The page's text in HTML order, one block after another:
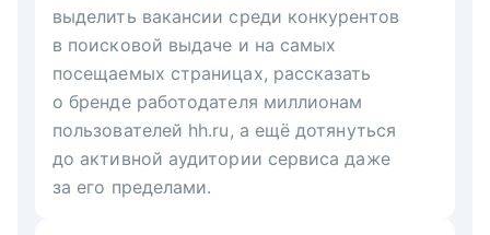
выделить вакансии среди конкурентов
в поисковой выдаче и на самых
посещаемых страницах, рассказать
о бренде работодателя миллионам
пользователей hh.ru, а ещё дотянуться
до активной аудитории сервиса даже
за его пределами.